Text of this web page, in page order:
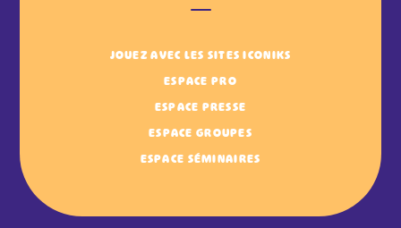
JOUEZ AVEC LES SITES ICONIKS
ESPACE PRO
ESPACE PRESSE
ESPACE GROUPES
ESPACE SÉMINAIRES